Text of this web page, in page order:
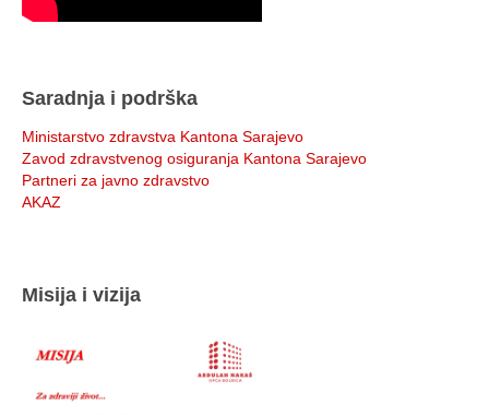
Saradnja i podrška
Ministarstvo zdravstva Kantona Sarajevo
Zavod zdravstvenog osiguranja Kantona Sarajevo
Partneri za javno zdravstvo
AKAZ
Misija i vizija